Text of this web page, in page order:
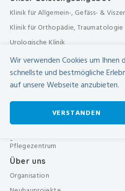
Klinik für Allgemein-, Gefäss- &
Klinik für Orthopädie, Traumatologie
Urologische Klinik
Medizinische Klinik
Frauenklinik
Übergreifende medizinische Bereiche
Übergreifende Bereiche
Beratungen & Dienste
Pflegezentrum
Über uns
Organisation
Wir verwenden Cookies um Ihnen
schnellste und bestmögliche
auf unsere Webseite anzubieten.
VERSTANDEN
-